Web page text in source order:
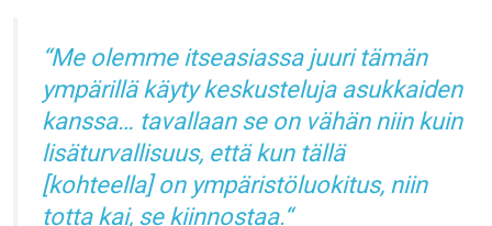
Me olemme itseasiassa juuri tämän
ympärillä käyty keskusteluja asukkaiden
kanssa… tavallaan se on vähän niin kuin
lisäturvallisuus, että kun tällä
[kohteella] on ympäristöluokitus, niin
totta kai, se kiinnostaa.